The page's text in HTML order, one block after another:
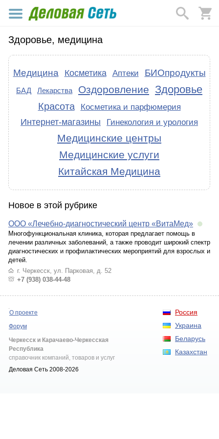
Здоровье, медицина
Медицина Косметика Аптеки БИОпродукты
БАД Лекарства Оздоровление Здоровье
Красота Косметика и парфюмерия
Интернет-магазины Гинекология и урология
Медицинские центры
Медицинские услуги
Китайская Медицина
Новое в этой рубрике
ООО «Лечебно-диагностический центр «ВитаМед»
Многофункциональная клиника, которая предлагает помощь в
лечении различных заболеваний, а также проводит широкий спектр
диагностических и профилактических мероприятий для взрослых и
детей.
г. Черкесск, ул. Парковая, д. 52
+7 (938) 038-44-48
Россия
Украина
Беларусь
Казахстан
О проекте
Форум
Черкесск и Карачаево-Черкесская
Республика
справочник компаний, товаров и услуг
Деловая Сеть 2008-2026